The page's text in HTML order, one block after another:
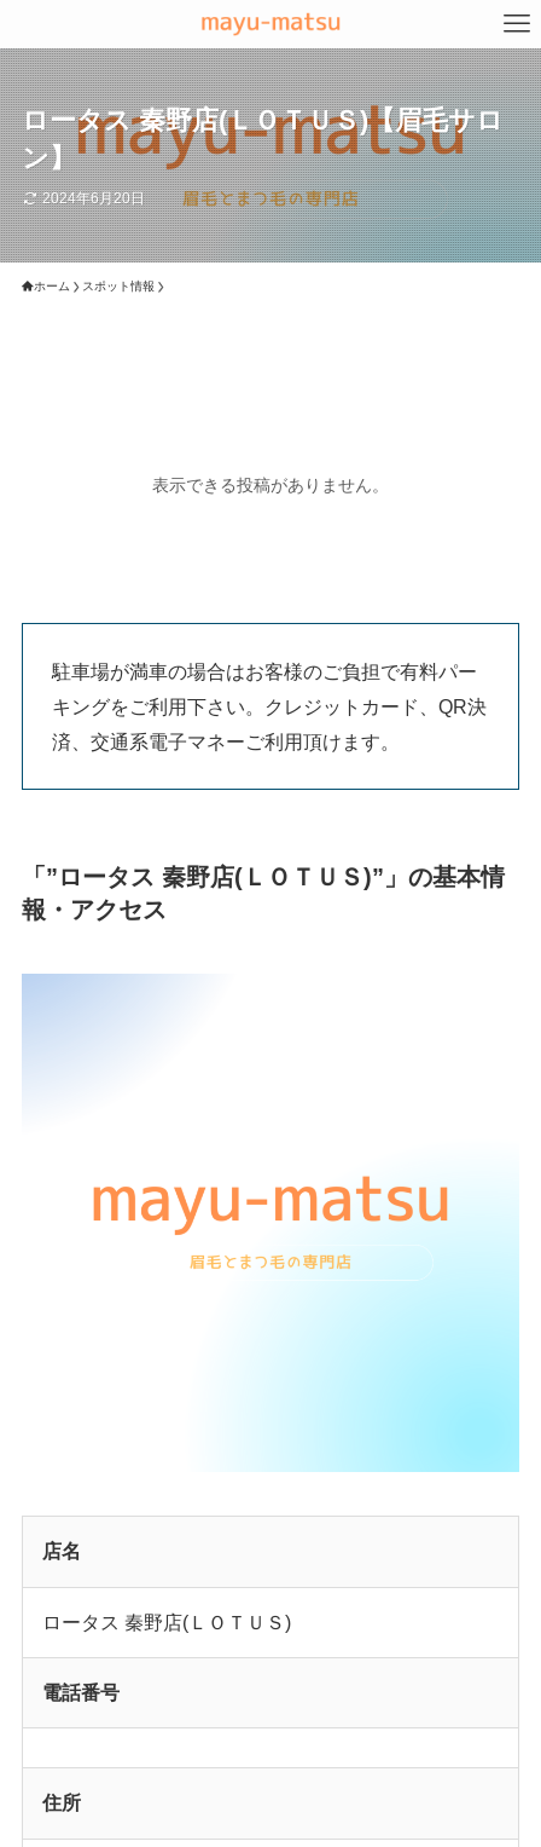
ロータス 秦野店(ＬＯＴＵＳ)【眉毛サロ
ン】
2024年6月20日
ホーム スポット情報
駐車場が満車の場合はお客様のご負担で有料パー
キングをご利用下さい。クレジットカード、QR決
済、交通系電子マネーご利用頂けます。
「”ロータス 秦野店(ＬＯＴＵＳ)”」の基本情
報・アクセス
店名
ロータス 秦野店(ＬＯＴＵＳ)
電話番号
住所